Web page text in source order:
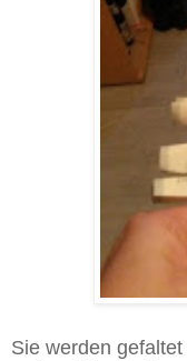
Sie werden